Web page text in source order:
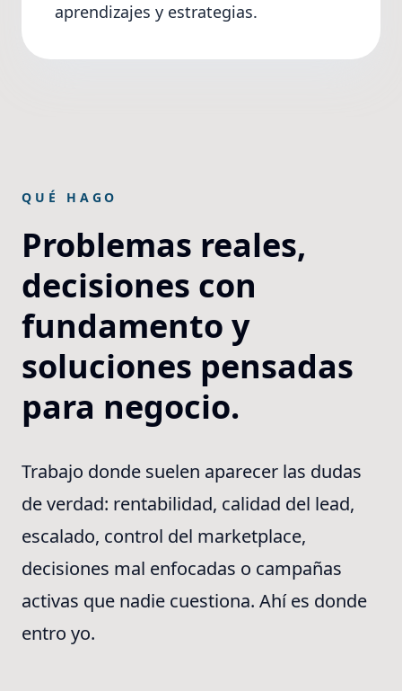
aprendizajes y estrategias.
QUÉ HAGO
Problemas reales,
decisiones con
fundamento y
soluciones pensadas
para negocio.
Trabajo donde suelen aparecer las dudas
de verdad: rentabilidad, calidad del lead,
escalado, control del marketplace,
decisiones mal enfocadas o campañas
activas que nadie cuestiona. Ahí es donde
entro yo.